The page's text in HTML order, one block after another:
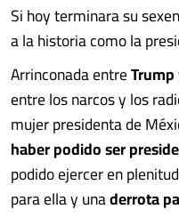
Si hoy terminara su
a la historia como la
Arrinconada entreTrump
entre los narcos y los
mujer presidenta de
haber podido ser
podido ejercer en
para ella y unaderrota